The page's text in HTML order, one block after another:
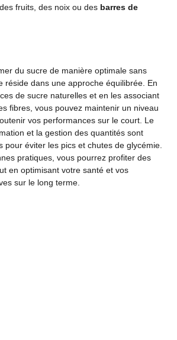
fruits, des noix ou des barres de
du sucre de manière optimale sans
réside dans une approche équilibrée. En
de sucre naturelles et en les associant
fibres, vous pouvez maintenir un niveau
vos performances sur le court. Le
et la gestion des quantités sont
pour éviter les pics et chutes de glycémie.
pratiques, vous pourrez profiter des
en optimisant votre santé et vos
sur le long terme.